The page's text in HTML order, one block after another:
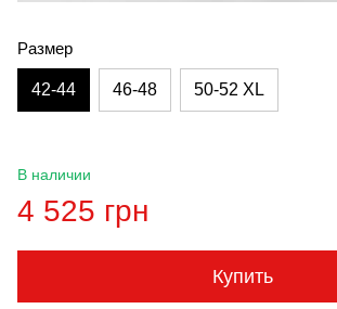
Размер
42-44 46-48 50-52 XL
В наличии
4 525 грн
Купить